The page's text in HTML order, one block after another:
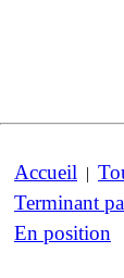
Accueil |
Terminant
En position